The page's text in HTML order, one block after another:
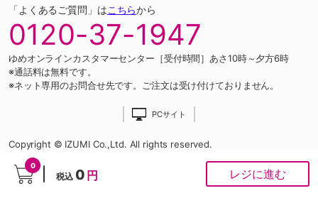
0
税込 0 円 レジに進む
「よくあるご質問」はこちらから
0120-37-1947
ゆめオンラインカスタマーセンター［受付時間］あさ10時～夕方6時
※通話料は無料です。
※ネット専用のお問合せ先です。ご注文は受け付けておりません。
PCサイト
Copyright © IZUMI Co.,Ltd. All rights reserved.